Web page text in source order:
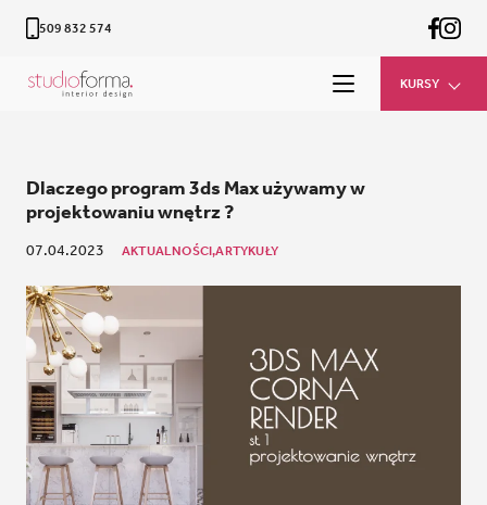
509 832 574
KURSY
Dlaczego program 3ds Max używamy w
projektowaniu wnętrz ?
07.04.2023 AKTUALNOŚCI,ARTYKUŁY